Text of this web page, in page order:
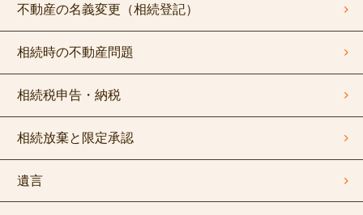
不動産の名義変更（相続登記）
相続時の不動産問題
相続税申告・納税
相続放棄と限定承認
遺言